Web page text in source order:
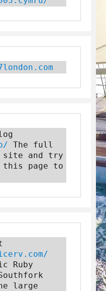
The full
and try
this page to
Ruby
large